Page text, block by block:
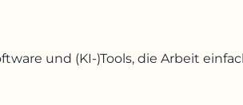
und (KI-)Tools, die Arbeit